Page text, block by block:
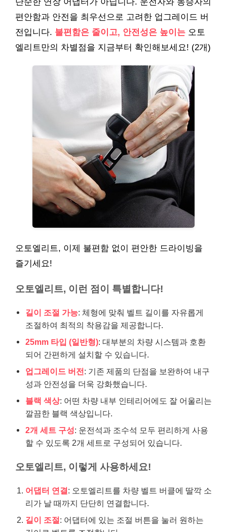
편안함과 안전을 최우선으로 고려한 업그레이드 버
전입니다. 불편함은 줄이고, 안전성은 높이는 오토
엘리트만의 차별점을 지금부터 확인해보세요! (2개)
오토엘리트, 이제 불편함 없이 편안한 드라이빙을
즐기세요!
오토엘리트, 이런 점이 특별합니다!
길이 조절 가능: 체형에 맞춰 벨트 길이를 자유롭게
조절하여 최적의 착용감을 제공합니다.
25mm 타입 (일반형): 대부분의 차량 시스템과 호환
되어 간편하게 설치할 수 있습니다.
업그레이드 버전: 기존 제품의 단점을 보완하여 내구
성과 안전성을 더욱 강화했습니다.
블랙 색상: 어떤 차량 내부 인테리어에도 잘 어울리는
깔끔한 블랙 색상입니다.
2개 세트 구성: 운전석과 조수석 모두 편리하게 사용
할 수 있도록 2개 세트로 구성되어 있습니다.
오토엘리트, 이렇게 사용하세요!
어댑터 연결: 오토엘리트를 차량 벨트 버클에 딸깍 소
리가 날 때까지 단단히 연결합니다.
길이 조절: 어댑터에 있는 조절 버튼을 눌러 원하는